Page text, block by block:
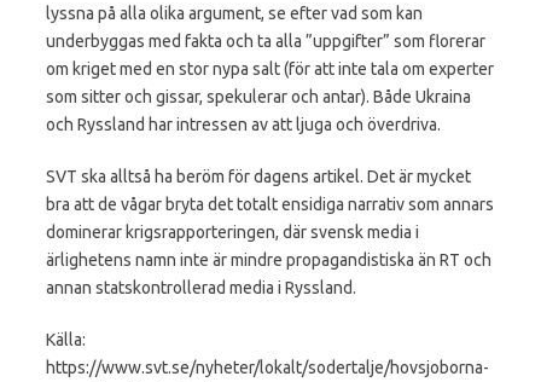
lyssna på alla olika argument, se efter vad som kan
underbyggas med fakta och ta alla ”uppgifter” som florerar
om kriget med en stor nypa salt (för att inte tala om experter
som sitter och gissar, spekulerar och antar). Både Ukraina
och Ryssland har intressen av att ljuga och överdriva.
SVT ska alltså ha beröm för dagens artikel. Det är mycket
bra att de vågar bryta det totalt ensidiga narrativ som annars
dominerar krigsrapporteringen, där svensk media i
ärlighetens namn inte är mindre propagandistiska än RT och
annan statskontrollerad media i Ryssland.
Källa:
https://www.svt.se/nyheter/lokalt/sodertalje/hovsjoborna-